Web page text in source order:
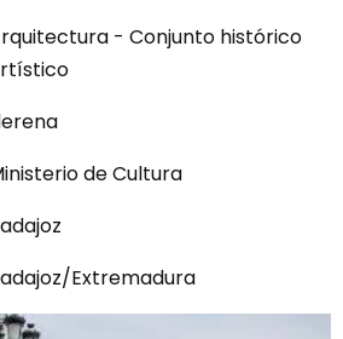
- Conjunto histórico
Extremadura
de Cultura